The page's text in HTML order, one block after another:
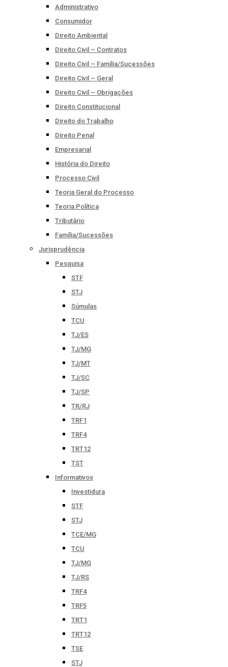
Administrativo
Consumidor
Direito Ambiental
Direito Civil – Contratos
Direito Civil – Família/Sucessões
Direito Civil – Geral
Direito Civil – Obrigações
Direito Constitucional
Direito do Trabalho
Direito Penal
Empresarial
História do Direito
Processo Civil
Teoria Geral do Processo
Teoria Política
Tributário
Família/Sucessões
Jurisprudência
Pesquisa
STF
STJ
Súmulas
TCU
TJ/ES
TJ/MG
TJ/MT
TJ/SC
TJ/SP
TR/RJ
TRF1
TRF4
TRT12
TST
Informativos
Investidura
STF
STJ
TCE/MG
TCU
TJ/MG
TJ/RS
TRF4
TRF5
TRT1
TRT12
TSE
STJ